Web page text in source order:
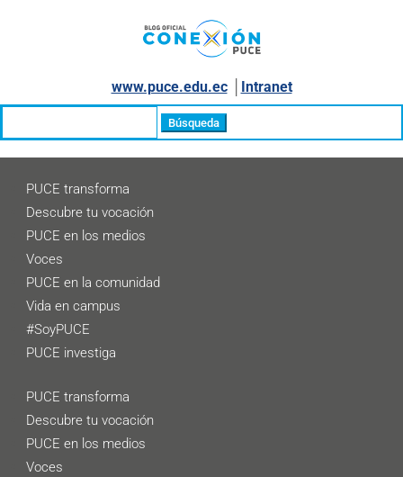
www.puce.edu.ec│ Intranet
PUCE transforma
Descubre tu vocación
PUCE en los medios
Voces
PUCE en la comunidad
Vida en campus
#SoyPUCE
PUCE investiga
PUCE transforma
Descubre tu vocación
PUCE en los medios
Voces